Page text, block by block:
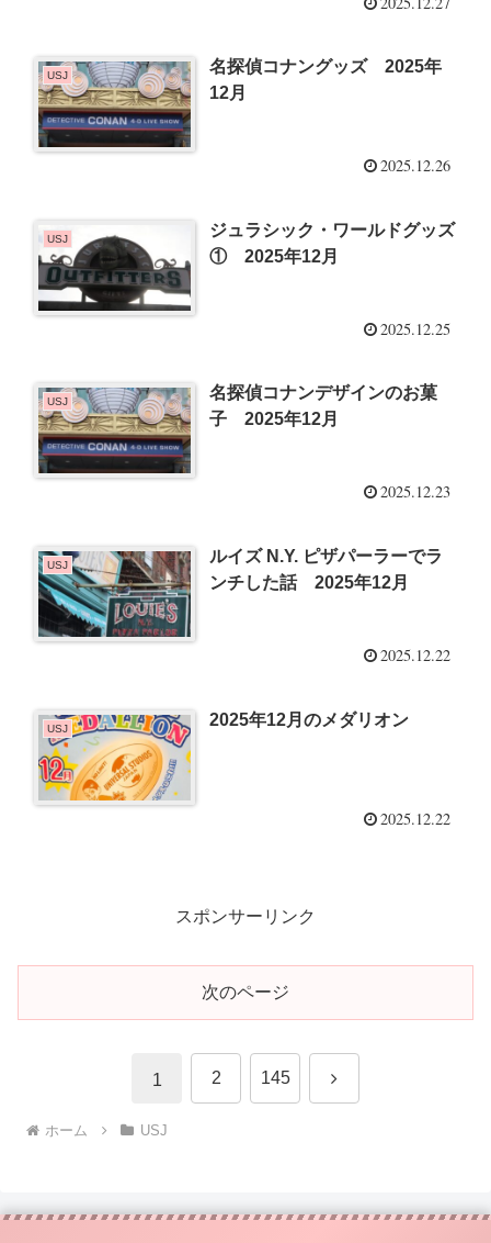
USJ
名探偵コナングッズ 2025年
12月
2025.12.26
USJ
ジュラシック・ワールドグッズ
① 2025年12月
2025.12.25
USJ
名探偵コナンデザインのお菓
子 2025年12月
2025.12.23
USJ
ルイズ N.Y. ピザパーラーでラ
ンチした話 2025年12月
2025.12.22
USJ 2025年12月のメダリオン
2025.12.22
スポンサーリンク
次のページ
1 2 145 次
ホーム USJ